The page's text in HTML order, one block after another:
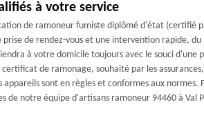
à votre service
de ramoneur fumiste diplômé d'état (certifié
de rendez-vous et une intervention rapide, du
à votre domicile toujours avec le souci d'une
de ramonage, souhaité par les assurances,
sont en règles et conformes aux normes.
de notre équipe d'artisans ramoneur 94460 à Val